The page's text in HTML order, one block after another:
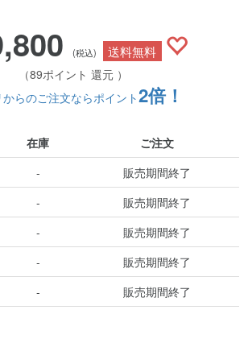
(税込) 送料無料
（89ポイント 還元 ）
らのご注文ならポイント2倍！
在庫
ご注文
-
販売期間終了
-
販売期間終了
-
販売期間終了
-
販売期間終了
- 販売期間終了